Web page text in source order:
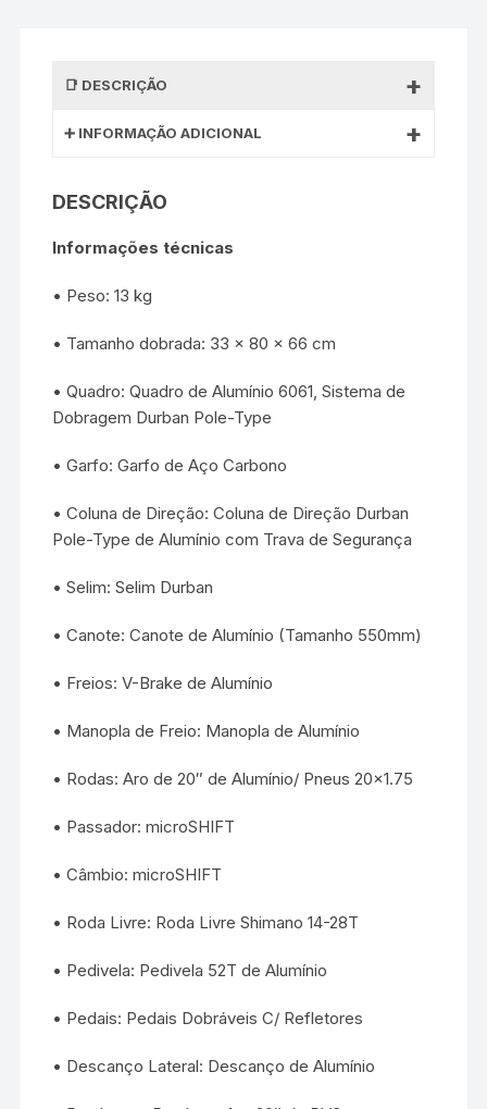
DESCRIÇÃO
INFORMAÇÃO ADICIONAL
DESCRIÇÃO
Informações técnicas
• Peso: 13 kg
• Tamanho dobrada: 33 x 80 x 66 cm
• Quadro: Quadro de Alumínio 6061, Sistema de
Dobragem Durban Pole-Type
• Garfo: Garfo de Aço Carbono
• Coluna de Direção: Coluna de Direção Durban
Pole-Type de Alumínio com Trava de Segurança
• Selim: Selim Durban
• Canote: Canote de Alumínio (Tamanho 550mm)
• Freios: V-Brake de Alumínio
• Manopla de Freio: Manopla de Alumínio
• Rodas: Aro de 20″ de Alumínio/ Pneus 20×1.75
• Passador: microSHIFT
• Câmbio: microSHIFT
• Roda Livre: Roda Livre Shimano 14-28T
• Pedivela: Pedivela 52T de Alumínio
• Pedais: Pedais Dobráveis C/ Refletores
• Descanço Lateral: Descanço de Alumínio